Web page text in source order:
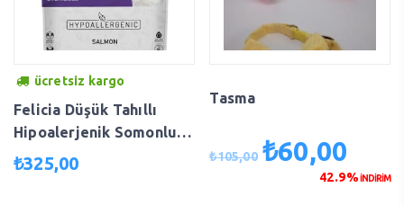
ücretsiz kargo
Felicia Düşük Tahıllı
Hipoalerjenik Somonlu
Kısırlaştırılmış Kedi
Maması 12 kg fea-892018
₺325,00
Tasma
₺105,00 Orijinal
₺60,00
andaki
42.9%İNDİRİM